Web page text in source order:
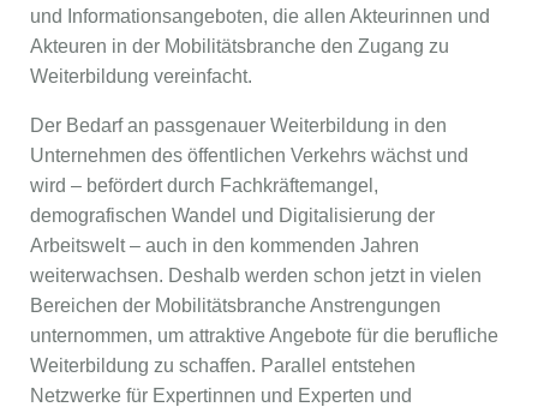
und Informationsangeboten, die allen Akteurinnen und
Akteuren in der Mobilitätsbranche den Zugang zu
Weiterbildung vereinfacht.
Der Bedarf an passgenauer Weiterbildung in den
Unternehmen des öffentlichen Verkehrs wächst und
wird – befördert durch Fachkräftemangel,
demografischen Wandel und Digitalisierung der
Arbeitswelt – auch in den kommenden Jahren
weiterwachsen. Deshalb werden schon jetzt in vielen
Bereichen der Mobilitätsbranche Anstrengungen
unternommen, um attraktive Angebote für die berufliche
Weiterbildung zu schaffen. Parallel entstehen
Netzwerke für Expertinnen und Experten und